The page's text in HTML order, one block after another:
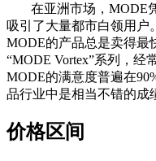
在亚洲市场，MODE
吸引了大量都市白领用户
MODE的产品总是卖得最
“MODE Vortex”系列，经
MODE的满意度普遍在
品行业中是相当不错的成
价格区间